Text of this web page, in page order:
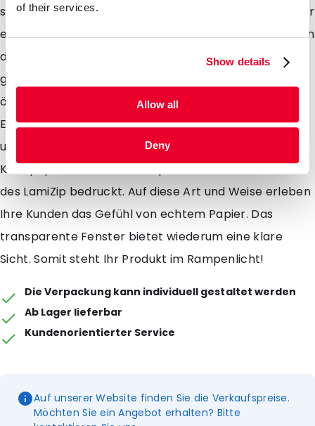
of their services.
Show details
Allow all
Deny
schützen. Während die warmen Farben des Papiers für
eine super Ausstrahlung sorgen, wird gleichzeitig durch
das vollständig versiegelte Oberteil optimaler Schutz
geboten. Und machen Sie sich keine Sorgen über das
öffnen der Verpackung. Dank der beidseitigen
Einreißkerben im Beutel, kann Ihr Kunde diesen
unabhängig von der Versiegelung leicht öffnen. Die
Kraftpapierbeutel sind komplett auf der Außenseite
des LamiZip bedruckt. Auf diese Art und Weise erleben
Ihre Kunden das Gefühl von echtem Papier. Das
transparente Fenster bietet wiederum eine klare
Sicht. Somit steht Ihr Produkt im Rampenlicht!
Die Verpackung kann individuell gestaltet werden
Ab Lager lieferbar
Kundenorientierter Service
Auf unserer Website finden Sie die Verkaufspreise.
Möchten Sie ein Angebot erhalten? Bitte